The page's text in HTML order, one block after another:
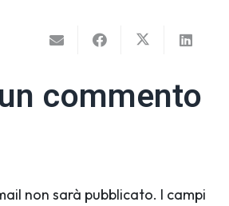
commento
non sarà pubblicato. I campi